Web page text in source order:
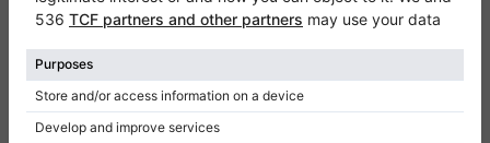
Über Uns
Referenz hinterlassen